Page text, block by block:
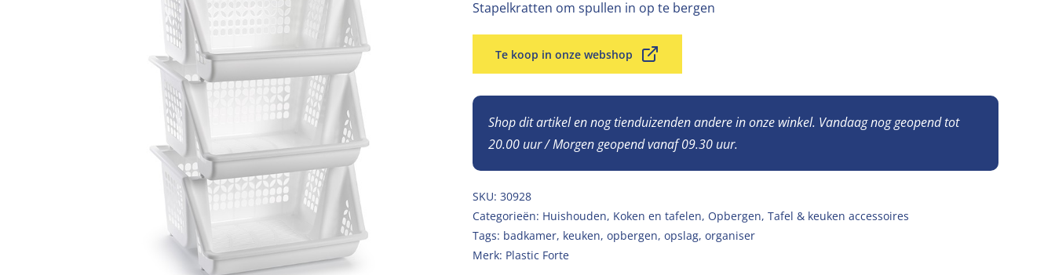
Stapelkratten om spullen in op te bergen
Te koop in onze webshop
Shop dit artikel en nog tienduizenden andere in onze winkel. Vandaag nog geopend tot
20.00 uur / Morgen geopend vanaf 09.30 uur.
SKU: 30928
Categorieën: Huishouden, Koken en tafelen, Opbergen, Tafel & keuken accessoires
Tags: badkamer, keuken, opbergen, opslag, organiser
Merk: Plastic Forte